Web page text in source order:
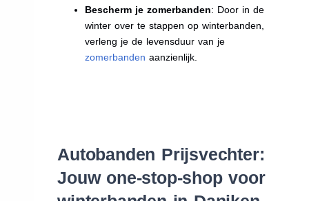
Bescherm je zomerbanden: Door in de
winter over te stappen op winterbanden,
verleng je de levensduur van je
zomerbanden aanzienlijk.
Autobanden Prijsvechter:
Jouw one-stop-shop voor